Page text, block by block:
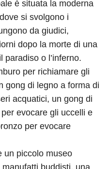
è situata la moderna
si svolgono i
da giudici,
dopo la morte di una
paradiso o l’inferno.
per richiamare gli
gong di legno a forma di
acquatici, un gong di
evocare gli uccelli e
per evocare
un piccolo museo